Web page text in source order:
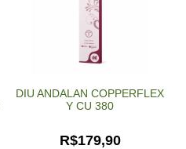
DIU ANDALAN COPPERFLEX
Y CU 380
R$179,90